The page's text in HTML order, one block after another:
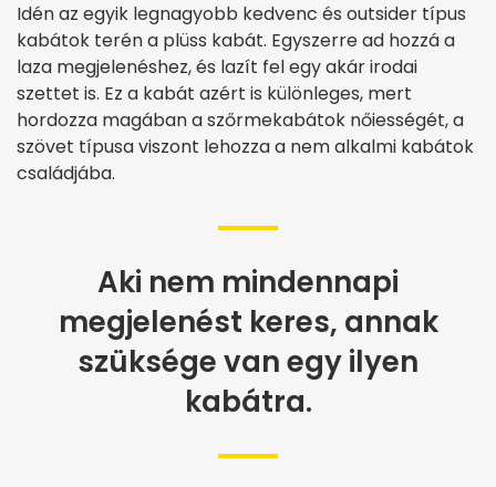
Idén az egyik legnagyobb kedvenc és outsider típus
kabátok terén a plüss kabát. Egyszerre ad hozzá a
laza megjelenéshez, és lazít fel egy akár irodai
szettet is. Ez a kabát azért is különleges, mert
hordozza magában a szőrmekabátok nőiességét, a
szövet típusa viszont lehozza a nem alkalmi kabátok
családjába.
Aki nem mindennapi
megjelenést keres, annak
szüksége van egy ilyen
kabátra.